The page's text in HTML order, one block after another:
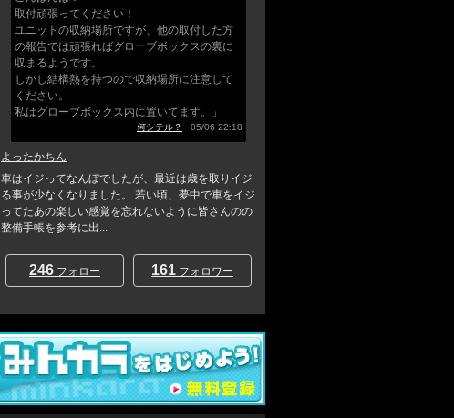
取付頑張ってください！
ユニットの収納場所ですが、他の取付した方
の報告では頑張ればグローブボックスの裏に
収まるようです。
しかし結構熱を持つので収納場所に注意して
ください。
私はグローブボックス内に置いてます。」
何シテル？ 05/06 22:18
よったかちん
車はイジってなんぼでしたが、最近は歳を取りイジ
る事が少なくなりました。 若い頃、夢中で車をイジ
ってたあの楽しい感覚を忘れないように皆さんのの
整備手帳を参考に出...
246 フォロー 161 フォロワー